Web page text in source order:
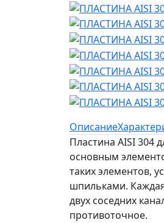
Описание
Пластина AISI 304
основным
таких элементов,
шпильками.
двух соседних
противоточное.